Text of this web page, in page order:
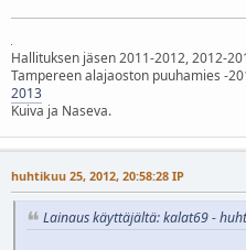
Hallituksen jäsen 2011-2012, 2012-
Tampereen alajaoston puuhamies -
2013
Kuiva ja Naseva.
huhtikuu 25, 2012, 20:58:28 IP
Lainaus käyttäjältä: kalat69 -